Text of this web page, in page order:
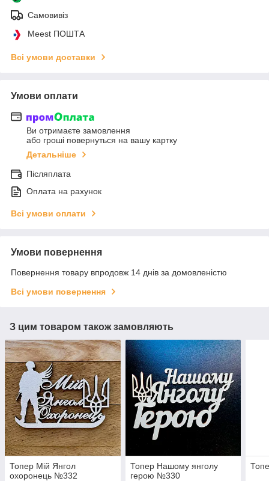
Самовивіз
Meest ПОШТА
Всі умови доставки
Умови оплати
Ви отримаєте замовлення
або гроші повернуться на вашу картку
Детальніше
Післяплата
Оплата на рахунок
Всі умови оплати
Умови повернення
Повернення товару впродовж 14 днів за домовленістю
Всі умови повернення
З цим товаром також замовляють
Топер Мій Янгол
охоронець №332
Топер Нашому янголу
герою №330